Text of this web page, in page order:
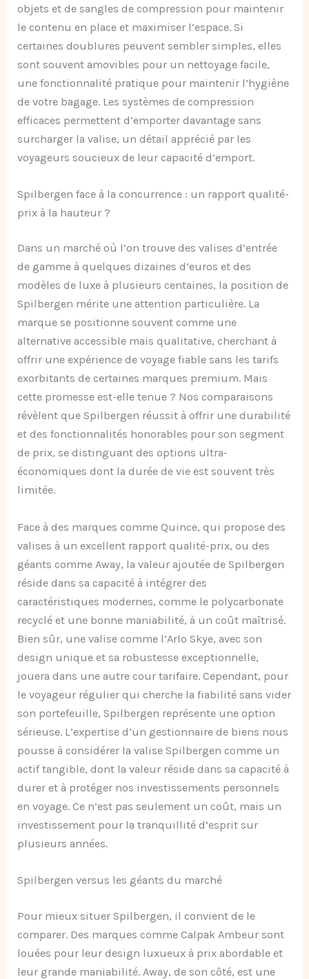
objets et de sangles de compression pour maintenir
le contenu en place et maximiser l’espace. Si
certaines doublures peuvent sembler simples, elles
sont souvent amovibles pour un nettoyage facile,
une fonctionnalité pratique pour maintenir l’hygiène
de votre bagage. Les systèmes de compression
efficaces permettent d’emporter davantage sans
surcharger la valise, un détail apprécié par les
voyageurs soucieux de leur capacité d’emport.
Spilbergen face à la concurrence : un rapport qualité-
prix à la hauteur ?
Dans un marché où l’on trouve des valises d’entrée
de gamme à quelques dizaines d’euros et des
modèles de luxe à plusieurs centaines, la position de
Spilbergen mérite une attention particulière. La
marque se positionne souvent comme une
alternative accessible mais qualitative, cherchant à
offrir une expérience de voyage fiable sans les tarifs
exorbitants de certaines marques premium. Mais
cette promesse est-elle tenue ? Nos comparaisons
révèlent que Spilbergen réussit à offrir une durabilité
et des fonctionnalités honorables pour son segment
de prix, se distinguant des options ultra-
économiques dont la durée de vie est souvent très
limitée.
Face à des marques comme Quince, qui propose des
valises à un excellent rapport qualité-prix, ou des
géants comme Away, la valeur ajoutée de Spilbergen
réside dans sa capacité à intégrer des
caractéristiques modernes, comme le polycarbonate
recyclé et une bonne maniabilité, à un coût maîtrisé.
Bien sûr, une valise comme l’Arlo Skye, avec son
design unique et sa robustesse exceptionnelle,
jouera dans une autre cour tarifaire. Cependant, pour
le voyageur régulier qui cherche la fiabilité sans vider
son portefeuille, Spilbergen représente une option
sérieuse. L’expertise d’un gestionnaire de biens nous
pousse à considérer la valise Spilbergen comme un
actif tangible, dont la valeur réside dans sa capacité à
durer et à protéger nos investissements personnels
en voyage. Ce n’est pas seulement un coût, mais un
investissement pour la tranquillité d’esprit sur
plusieurs années.
Spilbergen versus les géants du marché
Pour mieux situer Spilbergen, il convient de le
comparer. Des marques comme Calpak Ambeur sont
louées pour leur design luxueux à prix abordable et
leur grande maniabilité. Away, de son côté, est une